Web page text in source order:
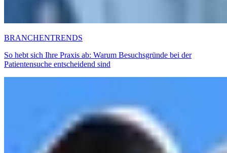
BRANCHENTRENDS
So hebt sich Ihre Praxis ab: Warum Besuchsgründe bei der
Patientensuche entscheidend sind